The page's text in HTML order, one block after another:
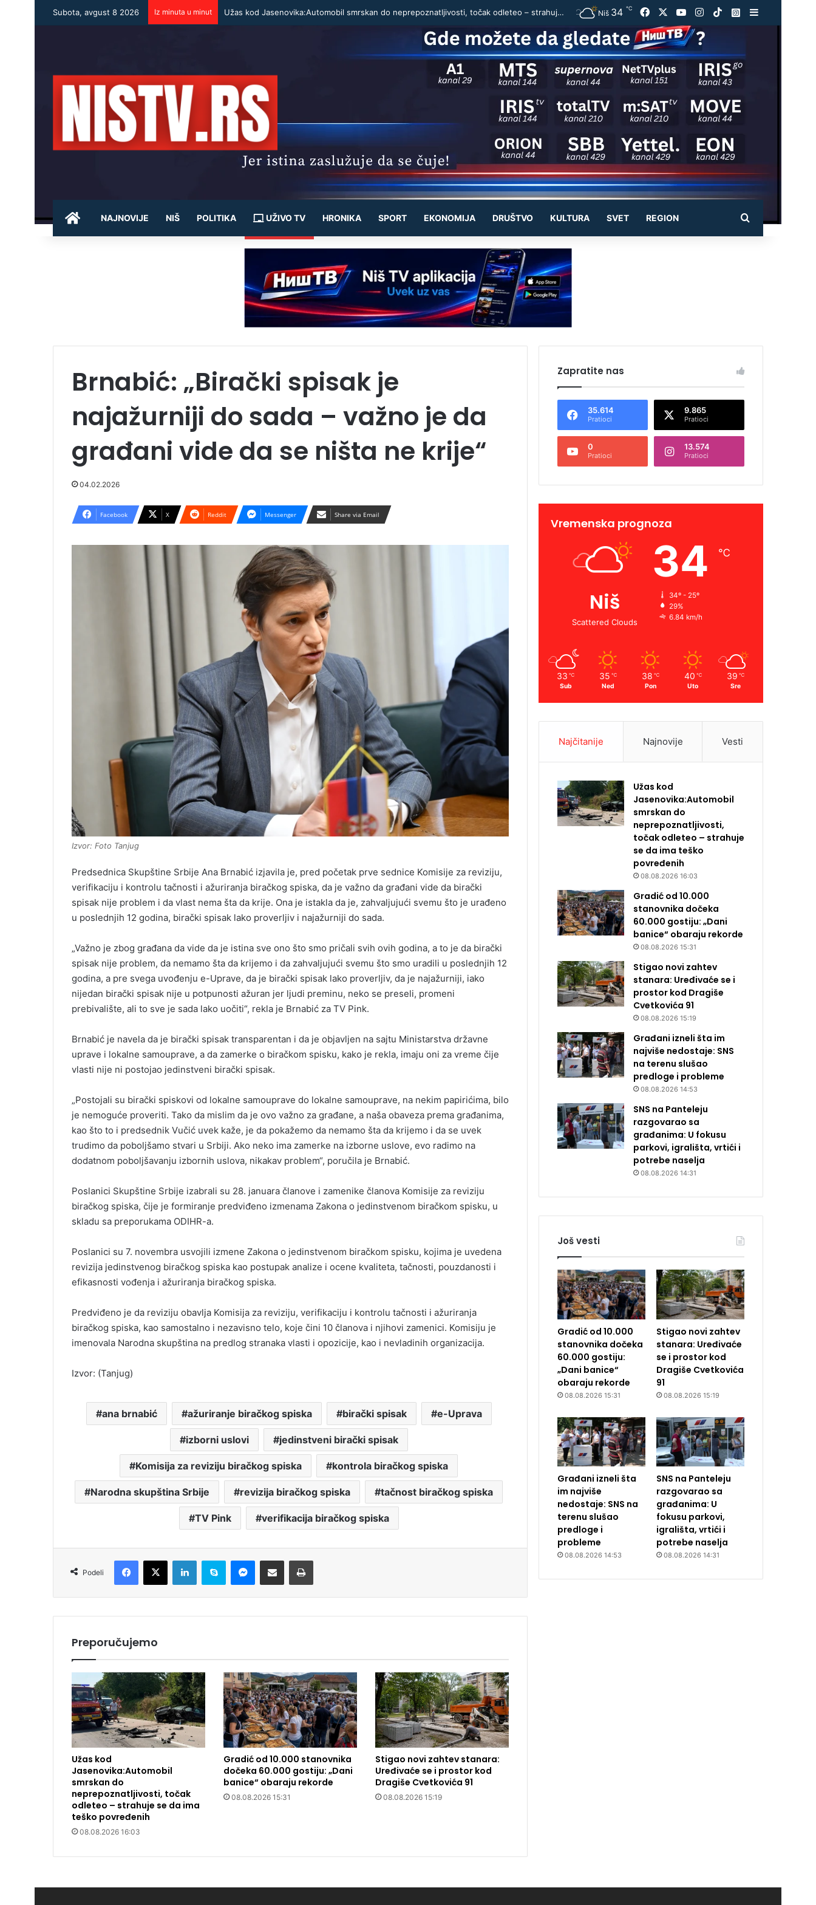
Subota, avgust 8 2026 Iz minuta u minut Užas kod Jasenovika:Automobil smrskan do neprepoznatljivosti, točak odleteo – strahuje se da ima teško povređenih Niš 34 ℃ Facebook YouTubeInstagram
TikTokInstagram
POČETNA
NAJNOVIJE NIŠ POLITIKA UŽIVO TV HRONIKA SPORT EKONOMIJA DRUŠTVO KULTURA SVET REGION Pretraži
Brnabić: „Birački spisak je
najažurniji do sada – važno je da
građani vide da se ništa ne krije“
04.02.2026
Facebook X Reddit Messenger Share via Email
Izvor: Foto Tanjug
Predsednica Skupštine Srbije Ana Brnabić izjavila je, pred početak prve sednice Komisije za reviziju,
verifikaciju i kontrolu tačnosti i ažuriranja biračkog spiska, da je važno da građani vide da birački
spisak nije problem i da vlast nema šta da krije. Ona je istakla da je, zahvaljujući svemu što je urađeno
u poslednjih 12 godina, birački spisak lako proverljiv i najažurniji do sada.
„Važno je zbog građana da vide da je istina sve ono što smo pričali svih ovih godina, a to je da birački
spisak nije problem, da nemamo šta da krijemo i da zahvaljujući svemu što smo uradili u poslednjih 12
godina, a pre svega uvođenju e-Uprave, da je birački spisak lako proverljiv, da je najažurniji, iako
nijedan birački spisak nije u potpunosti ažuran jer ljudi preminu, neko se preseli, promeni
prebivalište, ali to sve je sada lako uočiti“, rekla je Brnabić za TV Pink.
Brnabić je navela da je birački spisak transparentan i da je objavljen na sajtu Ministarstva državne
uprave i lokalne samouprave, a da zamerke o biračkom spisku, kako je rekla, imaju oni za vreme čije
vlasti nije ni postojao jedinstveni birački spisak.
„Postojali su birački spiskovi od lokalne samouprave do lokalne samouprave, na nekim papirićima, bilo
je nemoguće proveriti. Tako da mislim da je ovo važno za građane, a naša obaveza prema građanima,
kao što to i predsednik Vučić uvek kaže, je da pokažemo da nemamo šta da krijemo i da se uvek
trudimo da poboljšamo stvari u Srbiji. Ako neko ima zamerke na izborne uslove, evo radimo na
dodatnom poboljšavanju izbornih uslova, nikakav problem“, poručila je Brnabić.
Poslanici Skupštine Srbije izabrali su 28. januara članove i zamenike članova Komisije za reviziju
biračkog spiska, čije je formiranje predviđeno izmenama Zakona o jedinstvenom biračkom spisku, u
skladu sa preporukama ODIHR-a.
Poslanici su 7. novembra usvojili izmene Zakona o jedinstvenom biračkom spisku, kojima je uvedena
revizija jedinstvenog biračkog spiska kao postupak analize i ocene kvaliteta, tačnosti, pouzdanosti i
efikasnosti vođenja i ažuriranja biračkog spiska.
Predviđeno je da reviziju obavlja Komisija za reviziju, verifikaciju i kontrolu tačnosti i ažuriranja
biračkog spiska, kao samostalno i nezavisno telo, koje čini 10 članova i njihovi zamenici. Komisiju je
imenovala Narodna skupština na predlog stranaka vlasti i opozicije, kao i nevladinih organizacija.
Izvor: (Tanjug)
ana brnabić ažuriranje biračkog spiska birački spisak e-Uprava
izborni uslovi jedinstveni birački spisak
Komisija za reviziju biračkog spiska kontrola biračkog spiska
Narodna skupština Srbije revizija biračkog spiska tačnost biračkog spiska
TV Pink verifikacija biračkog spiska
Podeli
Preporučujemo
Užas kod
Jasenovika:Automobil
smrskan do
neprepoznatljivosti, točak
odleteo – strahuje se da ima
teško povređenih
08.08.2026 16:03
Gradić od 10.000 stanovnika
dočeka 60.000 gostiju: „Dani
banice“ obaraju rekorde
08.08.2026 15:31
Stigao novi zahtev stanara:
Uređivaće se i prostor kod
Dragiše Cvetkovića 91
08.08.2026 15:19
Zapratite nas
35.614
Pratioci
9.865
Pratioci
0
Pratioci
13.574
Pratioci
Vremenska prognoza
Niš
Scattered Clouds
34 ℃
34º - 25º
29%
6.84 km/h
33 ℃
Sub
35 ℃
Ned
38 ℃
Pon
40 ℃
Uto
39 ℃
Sre
Najčitanije Najnovije Vesti
Užas kod
Jasenovika:Automobil
smrskan do
neprepoznatljivosti,
točak odleteo – strahuje
se da ima teško
povređenih
08.08.2026 16:03
Gradić od 10.000
stanovnika dočeka
60.000 gostiju: „Dani
banice“ obaraju rekorde
08.08.2026 15:31
Stigao novi zahtev
stanara: Uređivaće se i
prostor kod Dragiše
Cvetkovića 91
08.08.2026 15:19
Građani izneli šta im
najviše nedostaje: SNS
na terenu slušao
predloge i probleme
08.08.2026 14:53
SNS na Panteleju
razgovarao sa
građanima: U fokusu
parkovi, igrališta, vrtići i
potrebe naselja
08.08.2026 14:31
Još vesti
Gradić od 10.000
stanovnika dočeka
60.000 gostiju:
„Dani banice“
obaraju rekorde
08.08.2026 15:31
Stigao novi zahtev
stanara: Uređivaće
se i prostor kod
Dragiše Cvetkovića
91
08.08.2026 15:19
Građani izneli šta
im najviše
nedostaje: SNS na
terenu slušao
predloge i
probleme
08.08.2026 14:53
SNS na Panteleju
razgovarao sa
građanima: U
fokusu parkovi,
igrališta, vrtići i
potrebe naselja
08.08.2026 14:31